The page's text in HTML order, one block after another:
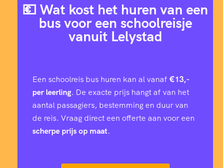
💶 Wat kost het huren van een
bus voor een schoolreisje
vanuit Lelystad
Een schoolreis bus huren kan al vanaf€13,-
per leerling. De exacte prijs hangt af van het
aantal passagiers, bestemming en duur van
de reis. Vraag direct een offerte aan voor een
scherpe prijs op maat.